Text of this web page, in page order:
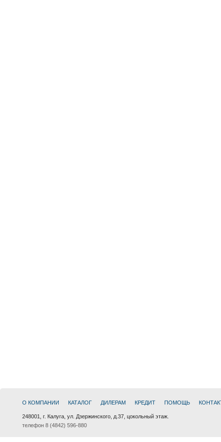
О КОМПАНИИ КАТАЛОГ ДИЛЕРАМ КРЕДИТ ПОМОЩЬ
248001, г. Калуга, ул. Дзержинского, д.37, цокольный этаж.
телефон 8 (4842) 596-880